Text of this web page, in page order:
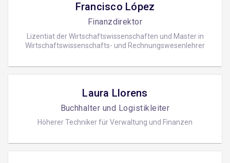
Francisco López
Finanzdirektor
Lizentiat der Wirtschaftswissenschaften und Master in
Wirtschaftswissenschafts- und Rechnungswesenlehrer
Laura Llorens
Buchhalter und Logistikleiter
Höherer Techniker für Verwaltung und Finanzen